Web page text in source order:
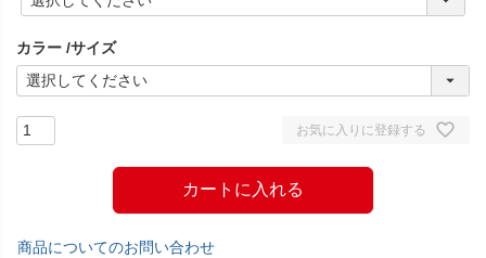
必
)
カラー サイズ
お気に入りに登録する
カートに入れる
商品についてのお問い合わせ